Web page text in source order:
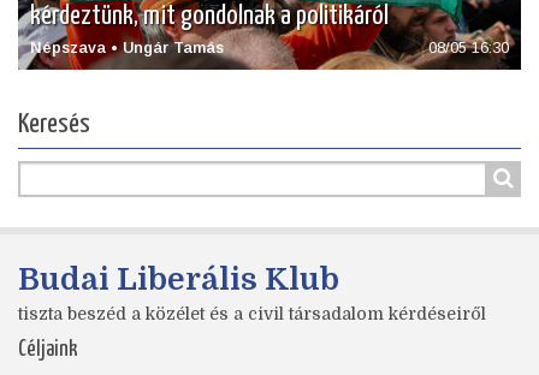
kérdeztünk, mit gondolnak a politikáról
Népszava • Ungár Tamás 08/05 16:30
Keresés
Budai Liberális Klub
tiszta beszéd a közélet és a civil társadalom kérdéseiről
Céljaink